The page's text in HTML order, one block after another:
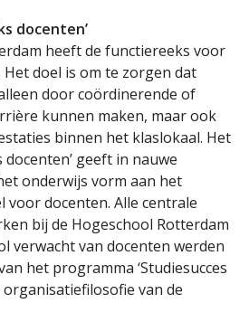
docenten’
heeft de functiereeks voor
doel is om te zorgen dat
door coördinerende of
kunnen maken, maar ook
binnen het klaslokaal. Het
docenten’ geeft in nauwe
onderwijs vorm aan het
docenten. Alle centrale
bij de Hogeschool Rotterdam
verwacht van docenten werden
het programma ‘Studiesucces
organisatiefilosofie van de